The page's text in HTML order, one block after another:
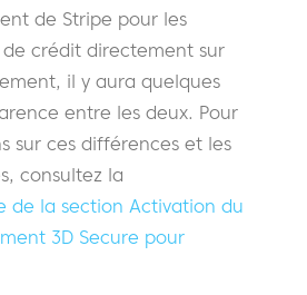
de Stripe pour les
crédit directement sur
il y aura quelques
entre les deux. Pour
sur ces différences et les
consultez la
de la section Activation du
3D Secure pour